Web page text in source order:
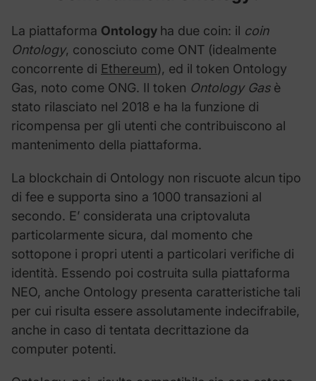
La piattaforma Ontology ha due coin: il coin
Ontology, conosciuto come ONT (idealmente
concorrente di Ethereum), ed il token Ontology
Gas, noto come ONG. Il token Ontology Gasè
stato rilasciato nel 2018 e ha la funzione di
ricompensa per gli utenti che contribuiscono al
mantenimento della piattaforma.
La blockchain di Ontology non riscuote alcun tipo
di fee e supporta sino a 1000 transazioni al
secondo. E’ considerata una criptovaluta
particolarmente sicura, dal momento che
sottopone i propri utenti a particolari verifiche di
identità. Essendo poi costruita sulla piattaforma
NEO, anche Ontology presenta caratteristiche tali
per cui risulta essere assolutamente indecifrabile,
anche in caso di tentata decrittazione da
computer potenti.